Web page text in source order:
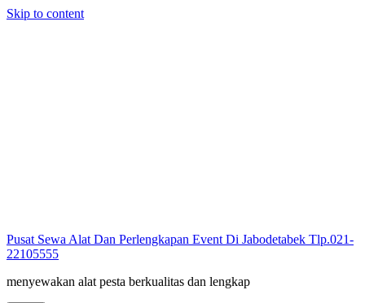
Skip to content
Pusat Sewa Alat Dan Perlengkapan Event Di Jabodetabek Tlp.021-
22105555
menyewakan alat pesta berkualitas dan lengkap